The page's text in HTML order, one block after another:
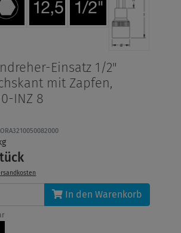
Einsatz 1/2"
mit Zapfen,
INZ 8
In den Warenkorb